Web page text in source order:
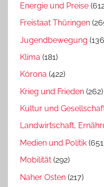
Energie und Preise
Freistaat Thüringen
Jugendbewegung
Klima (181)
Kórona (422)
Krieg und Frieden (262)
Kultur und
Landwirtschaft,
Medien und Politik
Mobilität (292)
Naher Osten (217)